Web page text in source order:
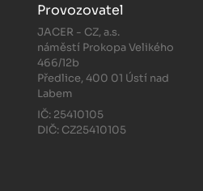
Provozovatel
JACER - CZ, a.s.
náměstí Prokopa Velikého
466/12b
Předlice, 400 01 Ústí nad
Labem
IČ: 25410105
DIČ: CZ25410105